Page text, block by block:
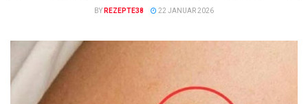
BY REZEPTE38 22 JANUAR 2026